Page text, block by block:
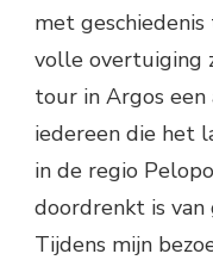
met
volle overtuiging
tour in Argos
iedereen die het
in de regio
doordrenkt is van
Tijdens mijn